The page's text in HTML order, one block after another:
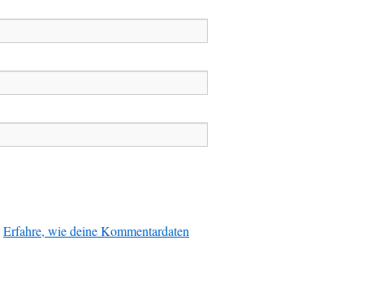
Erfahre, wie deine Kommentardaten